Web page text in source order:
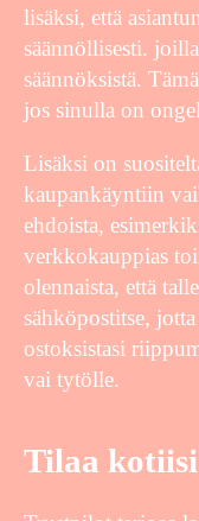
lisäksi, että
säännöllisesti.
säännöksistä.
jos sinulla on
Lisäksi on
kaupankäyntiin
ehdoista,
verkkokauppias
olennaista, että
sähköpostitse,
ostoksistasi
vai tytölle.
Tilaa kotiisi